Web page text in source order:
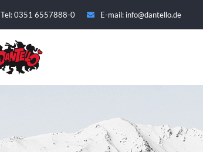
Tel: 0351 6557888-0 E-mail: info@dantello.de